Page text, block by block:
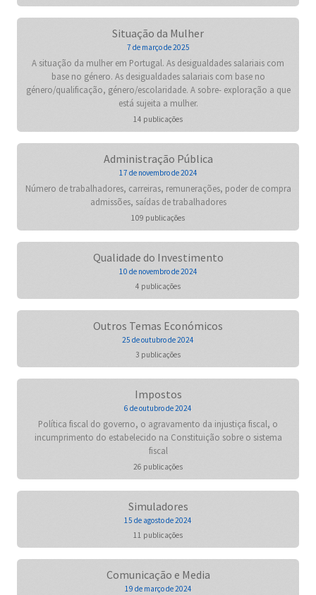
Situação da Mulher
7 de março de 2025
A situação da mulher em Portugal. As desigualdades salariais com
base no género. As desigualdades salariais com base no
género/qualificação, género/escolaridade. A sobre- exploração a que
está sujeita a mulher.
14 publicações
Administração Pública
17 de novembro de 2024
Número de trabalhadores, carreiras, remunerações, poder de compra
admissões, saídas de trabalhadores
109 publicações
Qualidade do Investimento
10 de novembro de 2024
4 publicações
Outros Temas Económicos
25 de outubro de 2024
3 publicações
Impostos
6 de outubro de 2024
Política fiscal do governo, o agravamento da injustiça fiscal, o
incumprimento do estabelecido na Constituição sobre o sistema
fiscal
26 publicações
Simuladores
15 de agosto de 2024
11 publicações
Comunicação e Media
19 de março de 2024